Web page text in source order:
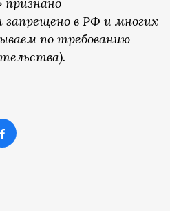
в РФ и многих
по требованию